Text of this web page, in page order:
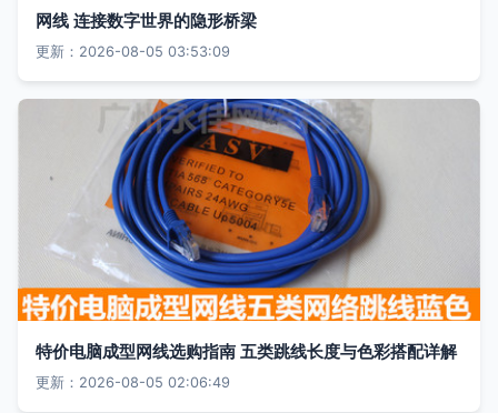
网线 连接数字世界的隐形桥梁
更新：2026-08-05 03:53:09
特价电脑成型网线选购指南 五类跳线长度与色彩搭配详解
更新：2026-08-05 02:06:49